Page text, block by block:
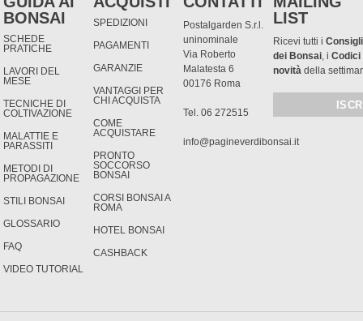
BONSAI
SCHEDE
PRATICHE
LAVORI DEL
MESE
TECNICHE DI
COLTIVAZIONE
MALATTIE E
PARASSITI
METODI DI
PROPAGAZIONE
STILI BONSAI
GLOSSARIO
FAQ
VIDEO TUTORIAL
SPEDIZIONI
PAGAMENTI
GARANZIE
VANTAGGI PER
CHI ACQUISTA
COME
ACQUISTARE
PRONTO
SOCCORSO
BONSAI
CORSI BONSAI A
ROMA
HOTEL BONSAI
CASHBACK
Postalgarden S.r.l.
uninominale
Via Roberto
Malatesta 6
00176 Roma
Tel. 06 272515
info@pagineverdibonsai.it
LIST
Ricevi tutti i
dei Bonsai, iCodici
novità della